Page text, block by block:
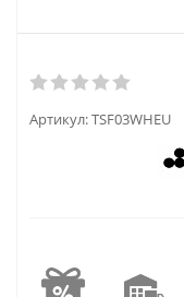
Артикул:TSF03WHEU